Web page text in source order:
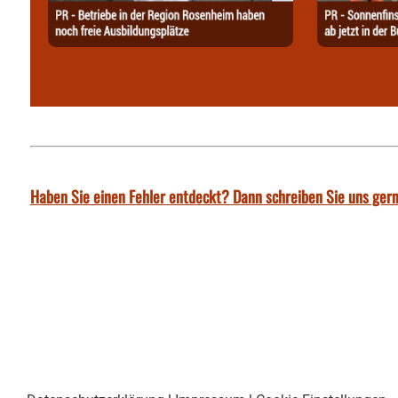
Haben Sie einen Fehler entdeckt? Dann schreiben Sie uns